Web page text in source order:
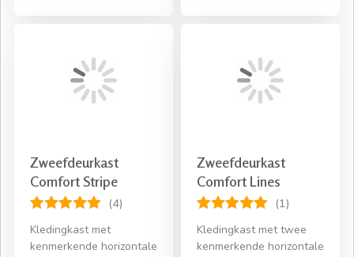
Zweefdeurkast
Comfort Stripe
(4)
Kledingkast met
kenmerkende horizontale
Zweefdeurkast
Comfort Lines
(1)
Kledingkast met twee
kenmerkende horizontale